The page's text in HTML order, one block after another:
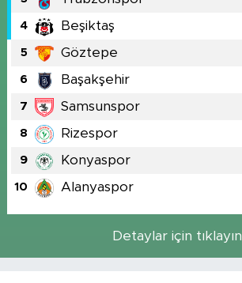
4 Beşiktaş
5 Göztepe
6 Başakşehir
7 Samsunspor
8 Rizespor
9 Konyaspor
10 Alanyaspor
Detaylar için tıklayın